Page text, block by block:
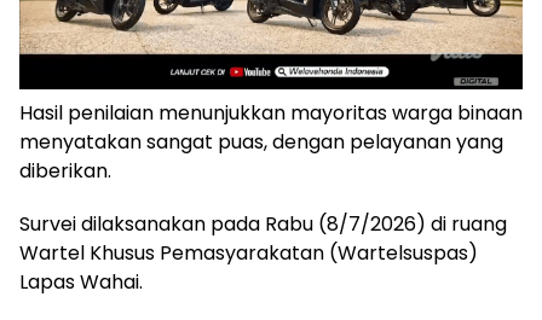
Hasil penilaian menunjukkan mayoritas warga binaan
menyatakan sangat puas, dengan pelayanan yang
diberikan.
Survei dilaksanakan pada Rabu (8/7/2026) di ruang
Wartel Khusus Pemasyarakatan (Wartelsuspas)
Lapas Wahai.